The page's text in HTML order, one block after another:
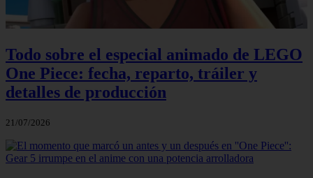
Todo sobre el especial animado de LEGO
One Piece: fecha, reparto, tráiler y
detalles de producción
21/07/2026